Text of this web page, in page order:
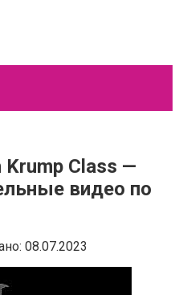
Krump Class —
видео по
08.07.2023